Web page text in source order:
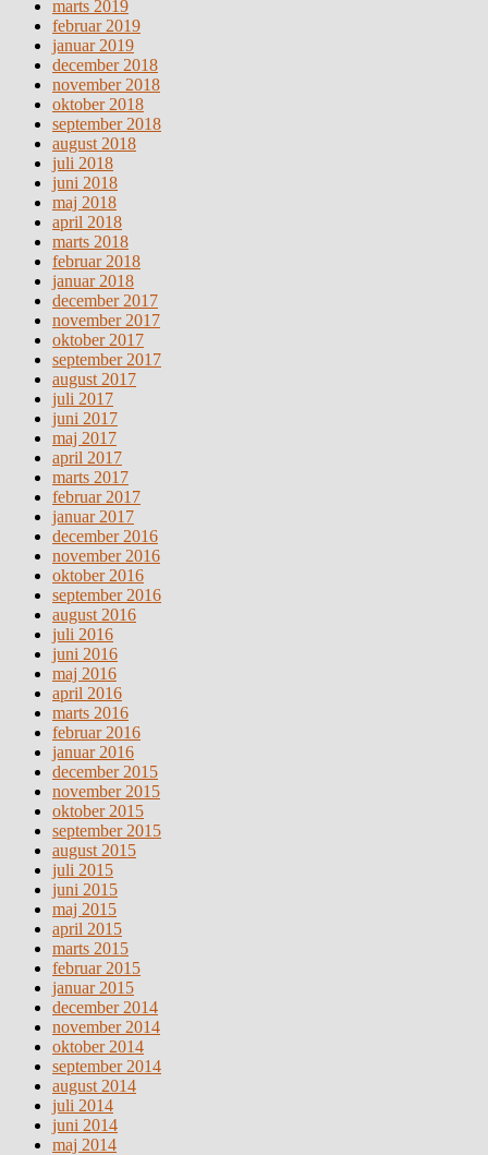
marts 2019
februar 2019
januar 2019
december 2018
november 2018
oktober 2018
september 2018
august 2018
juli 2018
juni 2018
maj 2018
april 2018
marts 2018
februar 2018
januar 2018
december 2017
november 2017
oktober 2017
september 2017
august 2017
juli 2017
juni 2017
maj 2017
april 2017
marts 2017
februar 2017
januar 2017
december 2016
november 2016
oktober 2016
september 2016
august 2016
juli 2016
juni 2016
maj 2016
april 2016
marts 2016
februar 2016
januar 2016
december 2015
november 2015
oktober 2015
september 2015
august 2015
juli 2015
juni 2015
maj 2015
april 2015
marts 2015
februar 2015
januar 2015
december 2014
november 2014
oktober 2014
september 2014
august 2014
juli 2014
juni 2014
maj 2014